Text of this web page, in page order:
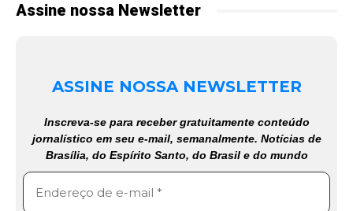
Assine nossa Newsletter
ASSINE NOSSA NEWSLETTER
Inscreva-se para receber gratuitamente conteúdo
jornalístico em seu e-mail, semanalmente. Notícias de
Brasília, do Espírito Santo, do Brasil e do mundo